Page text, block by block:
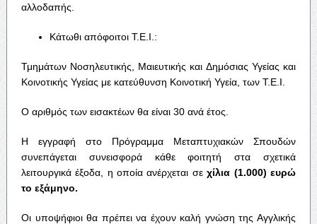
αλλοδαπής.
Κάτωθι απόφοιτοι Τ.Ε.Ι.:
Τμημάτων Νοσηλευτικής, Μαιευτικής και Δημόσιας Υγείας και
Κοινοτικής Υγείας με κατεύθυνση Κοινοτική Υγεία, των Τ.Ε.Ι.
Ο αριθμός των εισακτέων θα είναι 30 ανά έτος.
Η εγγραφή στο Πρόγραμμα Μεταπτυχιακών Σπουδών
συνεπάγεται συνεισφορά κάθε φοιτητή στα σχετικά
λειτουργικά έξοδα, η οποία ανέρχεται σεχίλια (1.000) ευρώ
το εξάμηνο.
Οι υποψήφιοι θα πρέπει να έχουν καλή γνώση της Αγγλικής